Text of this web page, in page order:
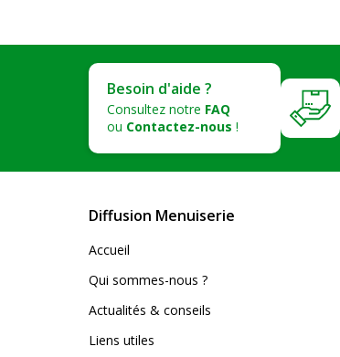
Besoin d'aide ?
Consultez notre FAQ
ou Contactez-nous !
Diffusion Menuiserie
Accueil
Qui sommes-nous ?
Actualités & conseils
Liens utiles